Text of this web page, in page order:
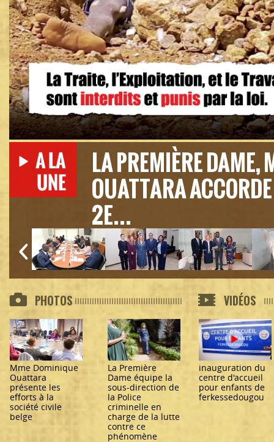
LA PREMIÈRE
OUATTARA
2E...
PHOTOS
Mme Dominique
Ouattara
présente les
efforts à la
société civile
belge
La Première
Dame équipe la
sous-direction de
la Police
criminelle en
charge de la lutte
contre ce
phénomène
VIDÉOS
inauguration du
centre d'accueil
pour enfants de
ferkessedougou